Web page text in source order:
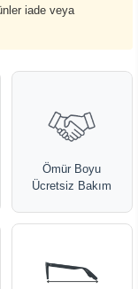
iade veya
Ömür Boyu
Ücretsiz Bakım